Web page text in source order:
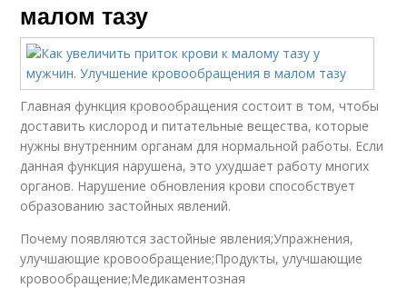
малом тазу
Главная функция кровообращения состоит в том, чтобы
доставить кислород и питательные вещества, которые
нужны внутренним органам для нормальной работы. Если
данная функция нарушена, это ухудшает работу многих
органов. Нарушение обновления крови способствует
образованию застойных явлений.
Почему появляются застойные явления;Упражнения,
улучшающие кровообращение;Продукты, улучшающие
кровообращение;Медикаментозная